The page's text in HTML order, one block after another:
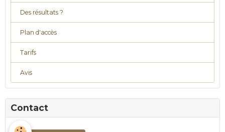
Des résultats ?
Plan d'accès
Tarifs
Avis
Contact